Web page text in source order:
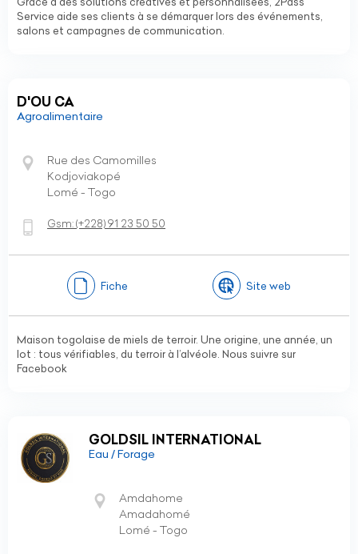
Service aide ses clients à se démarquer lors des événements,
salons et campagnes de communication.
D'OU CA
Agroalimentaire
Rue des Camomilles
Kodjoviakopé
Lomé - Togo
Gsm:(+228)91 23 50 50
Fiche Site web
Maison togolaise de miels de terroir. Une origine, une année, un
lot : tous vérifiables, du terroir à l’alvéole. Nous suivre sur
Facebook
GOLDSIL INTERNATIONAL
Eau / Forage
Amdahome
Amadahomé
Lomé - Togo